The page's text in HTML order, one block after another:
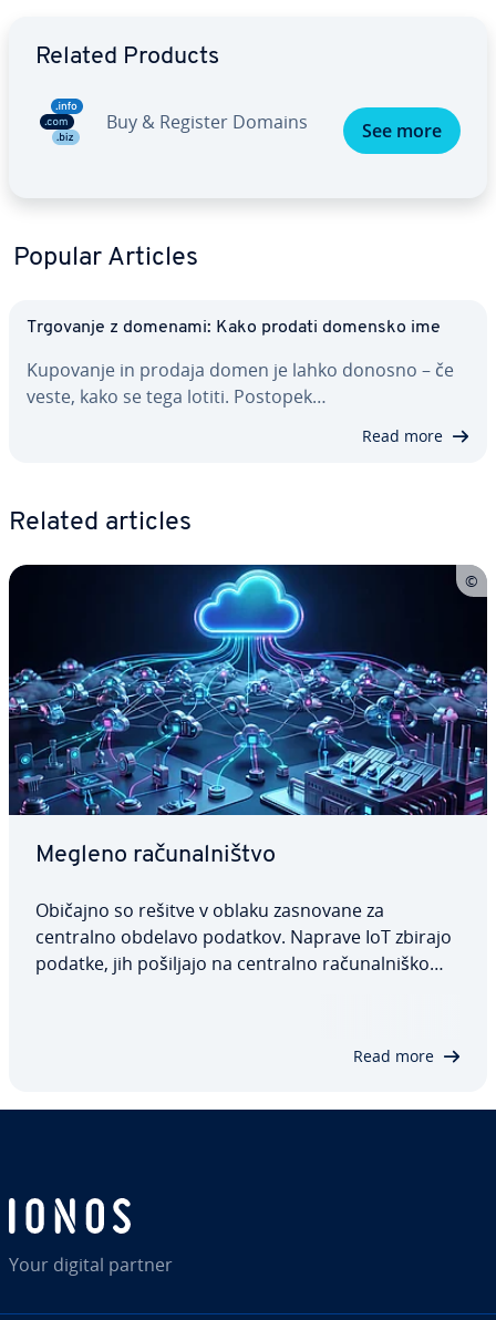
Related Products
Buy & Register Domains See more
Popular Articles
Trgovanje z domenami: Kako prodati domensko ime
Kupovanje in prodaja domen je lahko donosno – če
veste, kako se tega lotiti. Postopek…
Read more
Related articles
Megleno ra­ču­nal­ni­štvo
Običajno so rešitve v oblaku zasnovane za
centralno obdelavo podatkov. Naprave IoT zbirajo
podatke, jih pošiljajo na centralno ra­ču­nal­ni­ško
Read more
Your digital partner